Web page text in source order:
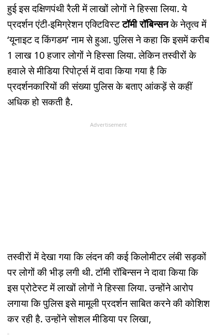
हुई इस दक्षिणपंथी रैली में लाखों लोगों ने हिस्सा लिया. ये
प्रदर्शन एंटी-इमिग्रेशन एक्टिविस्टटॉमी रॉबिन्सनके नेतृत्व में
‘यूनाइट द किंगडम’ नाम से हुआ. पुलिस ने कहा कि इसमें करीब
1 लाख 10 हजार लोगों ने हिस्सा लिया. लेकिन तस्वीरों के
हवाले से मीडिया रिपोर्ट्स में दावा किया गया है कि
प्रदर्शनकारियों की संख्या पुलिस के बताए आंकड़ें से कहीं
अधिक हो सकती है.
Advertisement
तस्वीरों में देखा गया कि लंदन की कई किलोमीटर लंबी सड़कों
पर लोगों की भीड़ लगी थी. टॉमी रॉबिन्सन ने दावा किया कि
इस प्रोटेस्ट में लाखों लोगों ने हिस्सा लिया. उन्होंने आरोप
लगाया कि पुलिस इसे मामूली प्रदर्शन साबित करने की कोशिश
कर रही है. उन्होंने सोशल मीडिया पर लिखा,